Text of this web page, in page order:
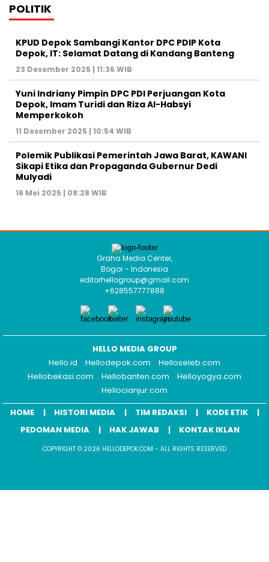
POLITIK
KPUD Depok Sambangi Kantor DPC PDIP Kota
Depok, IT: Selamat Datang di Kandang Banteng
23 Desember 2025 | 11:36 WIB
Yuni Indriany Pimpin DPC PDI Perjuangan Kota
Depok, Imam Turidi dan Riza Al-Habsyi
Memperkokoh
11 Desember 2025 | 10:54 WIB
Polemik Publikasi Pemerintah Jawa Barat, KAWANI
Sikapi Etika dan Propaganda Gubernur Dedi
Mulyadi
16 Mei 2025 | 08:28 WIB
Graha Media Center,
Bogor - Indonesia
editorhellogroup@gmail.com
+628557777888
HELLO MEDIA GROUP
Hello.id
Hellodepok.com
Helloseleb.com
Hellobekasi.com
Hellobanten.com
Helloyogya.com
Hellocianjur.com
HOME
HISTORI MEDIA TIM REDAKSI
KODE ETIK
PEDOMAN MEDIA
HAK JAWAB KONTAK IKLAN
COPYRIGHT © 2026 HELLODEPOK.COM - ALL RIGHTS RESERVED